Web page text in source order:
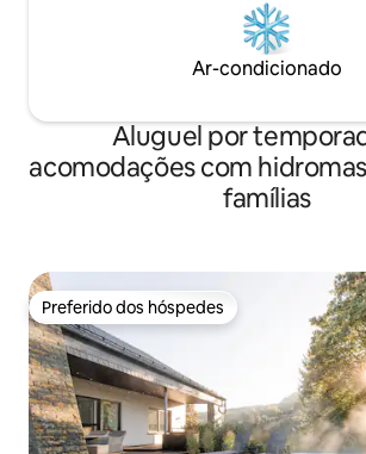
Ar-condicionado
Aluguel por
acomodações com
famílias
Preferido dos hóspedes
Preferido dos hóspedes